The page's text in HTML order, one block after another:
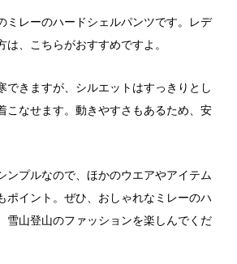
ミレーのハードシェルパンツです。レデ
は、こちらがおすすめですよ。
できますが、シルエットはすっきりとし
こなせます。動きやすさもあるため、安
ンプルなので、ほかのウエアやアイテム
ポイント。ぜひ、おしゃれなミレーのハ
雪山登山のファッションを楽しんでくだ